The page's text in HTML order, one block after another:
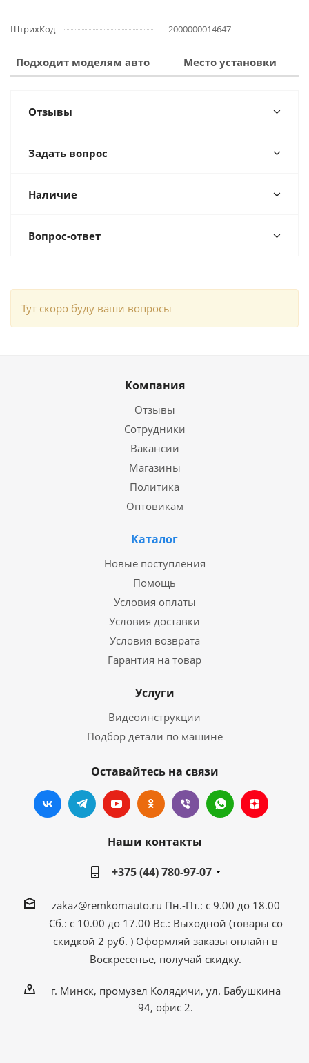
ШтрихКод 2000000014647
Подходит моделям авто Место установки
Отзывы
Задать вопрос
Наличие
Вопрос-ответ
Тут скоро буду ваши вопросы
Компания
Отзывы
Сотрудники
Вакансии
Магазины
Политика
Оптовикам
Каталог
Новые поступления
Помощь
Условия оплаты
Условия доставки
Условия возврата
Гарантия на товар
Услуги
Видеоинструкции
Подбор детали по машине
Оставайтесь на связи
Наши контакты
+375 (44) 780-97-07
zakaz@remkomauto.ru Пн.-Пт.: с 9.00 до 18.00
Сб.: с 10.00 до 17.00 Вс.: Выходной (товары со
скидкой 2 руб. ) Оформляй заказы онлайн в
Воскресенье, получай скидку.
г. Минск, промузел Колядичи, ул. Бабушкина
94, офис 2.